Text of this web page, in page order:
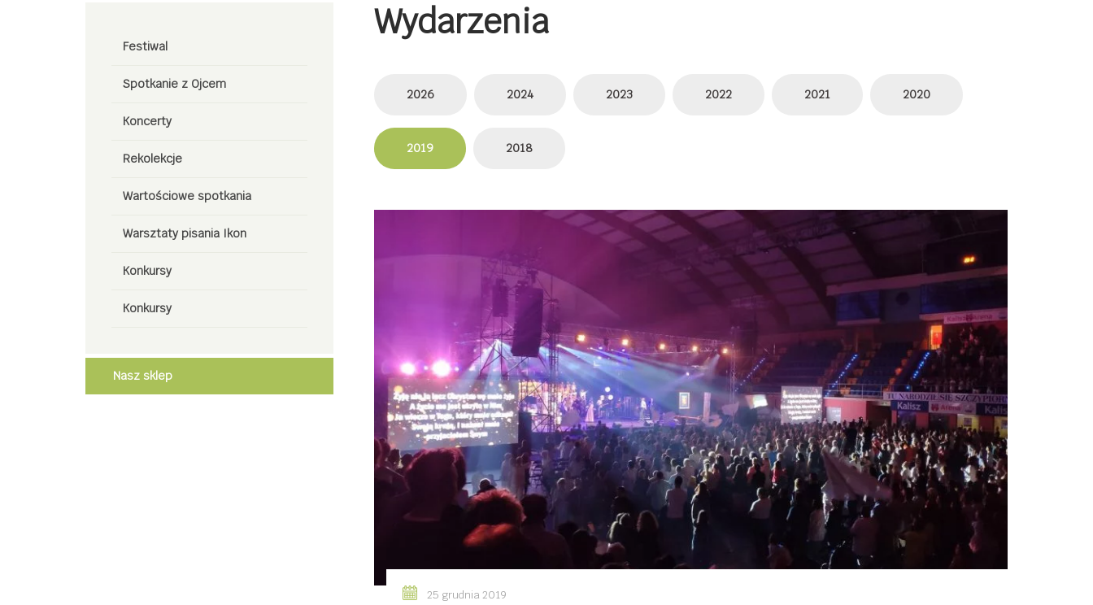
Festiwal
Spotkanie z Ojcem
Koncerty
Rekolekcje
Wartościowe spotkania
Warsztaty pisania Ikon
Konkursy
Konkursy
Nasz sklep
Wydarzenia
2026 2024 2023 2022 2021 2020
2019 2018
25 grudnia 2019